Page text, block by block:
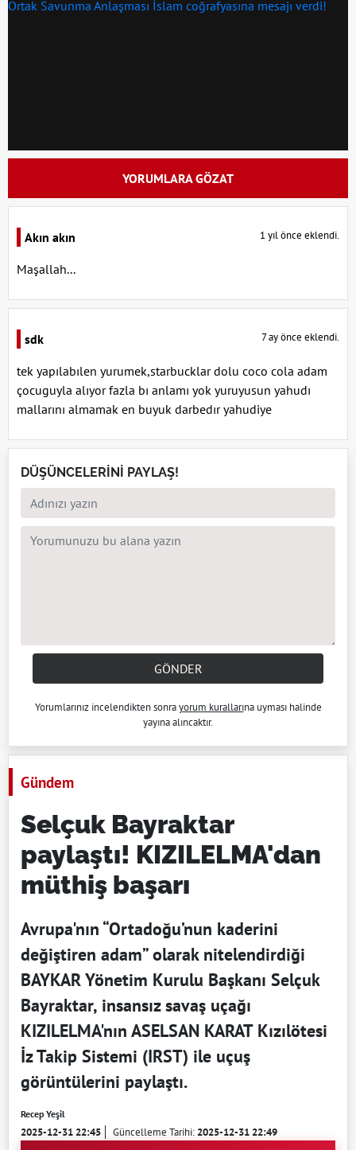
YORUMLARA GÖZAT
Akın akın 1 yıl önce eklendi.
Maşallah...
sdk 7 ay önce eklendi.
tek yapılabılen yurumek,starbucklar dolu coco cola adam
çocuguyla alıyor fazla bı anlamı yok yuruyusun yahudı
mallarını almamak en buyuk darbedır yahudiye
DÜŞÜNCELERİNİ PAYLAŞ!
GÖNDER
Yorumlarınız incelendikten sonrayorum kurallarına uyması halinde
yayına alıncaktır.
Gündem
Selçuk Bayraktar
paylaştı! KIZILELMA'dan
müthiş başarı
Avrupa'nın “Ortadoğu’nun kaderini
değiştiren adam” olarak nitelendirdiği
BAYKAR Yönetim Kurulu Başkanı Selçuk
Bayraktar, insansız savaş uçağı
KIZILELMA'nın ASELSAN KARAT Kızılötesi
İz Takip Sistemi (IRST) ile uçuş
görüntülerini paylaştı.
Recep Yeşil
2025-12-31 22:45 Güncelleme Tarihi:2025-12-31 22:49